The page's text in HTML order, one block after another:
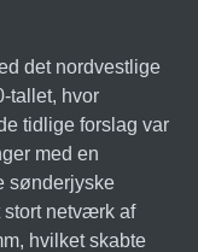
det nordvestlige
tallet, hvor
tidlige forslag var
med en
sønderjyske
stort netværk af
hvilket skabte